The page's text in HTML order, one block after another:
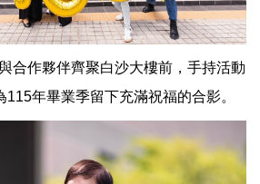
合作夥伴齊聚白沙大樓前，手持活動
年畢業季留下充滿祝福的合影。